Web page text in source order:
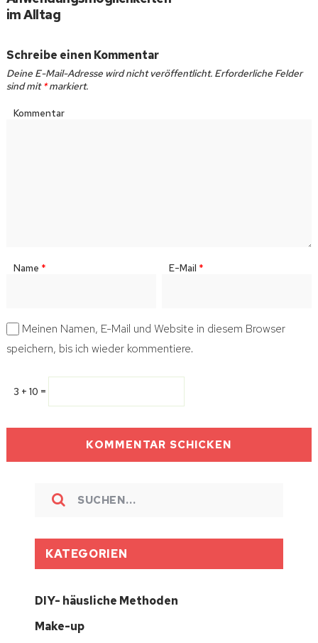
im Alltag
Schreibe einen Kommentar
Deine E-Mail-Adresse wird nicht veröffentlicht.Erforderliche Felder
sind mit*markiert.
Kommentar
Name * E-Mail *
Meinen Namen, E-Mail und Website in diesem Browser
speichern, bis ich wieder kommentiere.
3 + 10 =
KATEGORIEN
DIY- häusliche Methoden
Make-up